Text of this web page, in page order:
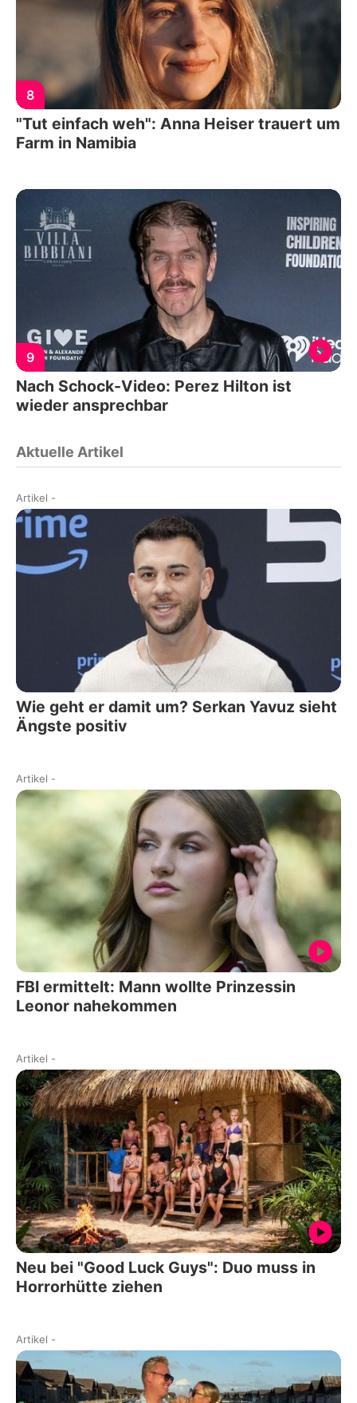
8
"Tut einfach weh": Anna Heiser trauert um
Farm in Namibia
9
Nach Schock-Video: Perez Hilton ist
wieder ansprechbar
Aktuelle Artikel
Artikel -
Wie geht er damit um? Serkan Yavuz sieht
Ängste positiv
Artikel -
FBI ermittelt: Mann wollte Prinzessin
Leonor nahekommen
Artikel -
Neu bei "Good Luck Guys": Duo muss in
Horrorhütte ziehen
Artikel -